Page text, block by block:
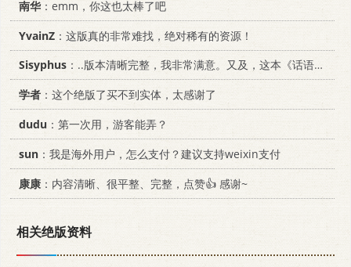
南华：emm，你这也太棒了吧
YvainZ ：这版真的非常难找，绝对稀有的资源！
Sisyphus ：..版本清晰完整，我非常满意。又及，这本《话语的真相》...
学者 ：这个绝版了买不到实体，太感谢了
dudu ：第一次用，游客能弄？
sun ：我是海外用户，怎么支付？建议支持weixin支付
康康 ：内容清晰、很平整、完整，点赞👍 感谢~
相关绝版资料